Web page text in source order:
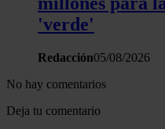
'verde'
Redacción05/08/2026
No hay comentarios
Deja tu comentario